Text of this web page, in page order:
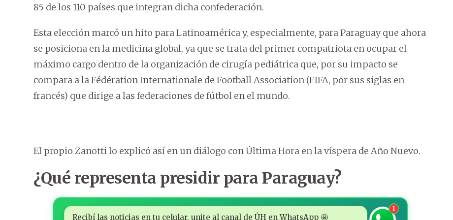
85 de los 110 países que integran dicha confederación.
Esta elección marcó un hito para Latinoamérica y, especialmente, para Paraguay que ahora
se posiciona en la medicina global, ya que se trata del primer compatriota en ocupar el
máximo cargo dentro de la organización de cirugía pediátrica que, por su impacto se
compara a la Fédération Internationale de Football Association (FIFA, por sus siglas en
francés) que dirige a las federaciones de fútbol en el mundo.
El propio Zanotti lo explicó así en un diálogo con Última Hora en la víspera de Año Nuevo.
¿Qué representa presidir para Paraguay?
Recibí las noticias en tu celular, unite al canal de ÚH en WhatsApp 🤩
1